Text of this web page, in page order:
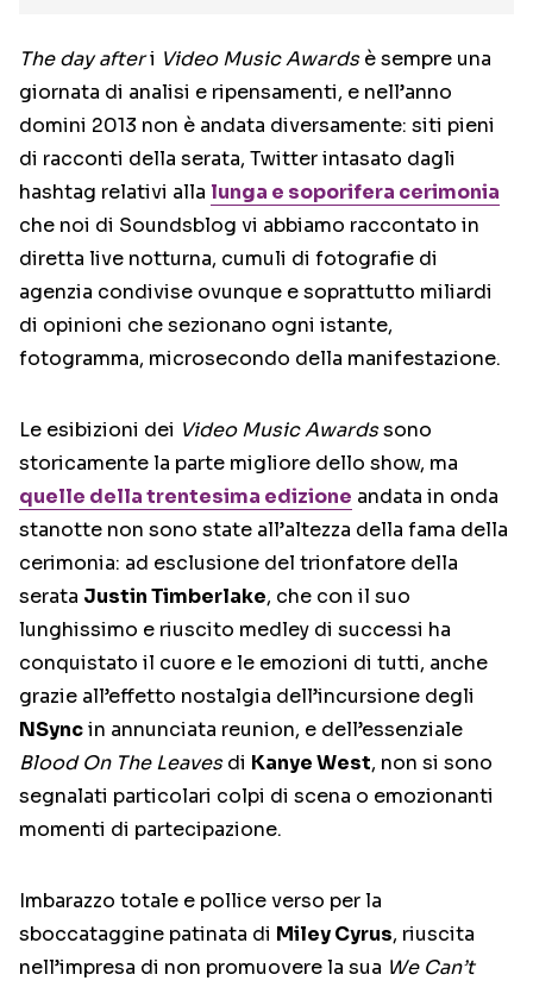
The day afteri Video Music Awardsè sempre una
giornata di analisi e ripensamenti, e nell’anno
domini 2013 non è andata diversamente: siti pieni
di racconti della serata, Twitter intasato dagli
hashtag relativi alla lunga e soporifera cerimonia
che noi di Soundsblog vi abbiamo raccontato in
diretta live notturna, cumuli di fotografie di
agenzia condivise ovunque e soprattutto miliardi
di opinioni che sezionano ogni istante,
fotogramma, microsecondo della manifestazione.
Le esibizioni dei Video Music Awardssono
storicamente la parte migliore dello show, ma
quelle della trentesima edizione andata in onda
stanotte non sono state all’altezza della fama della
cerimonia: ad esclusione del trionfatore della
serata Justin Timberlake, che con il suo
lunghissimo e riuscito medley di successi ha
conquistato il cuore e le emozioni di tutti, anche
grazie all’effetto nostalgia dell’incursione degli
NSyncin annunciata reunion, e dell’essenziale
Blood On The Leavesdi Kanye West, non si sono
segnalati particolari colpi di scena o emozionanti
momenti di partecipazione.
Imbarazzo totale e pollice verso per la
sboccataggine patinata di Miley Cyrus, riuscita
nell’impresa di non promuovere la sua We Can’t